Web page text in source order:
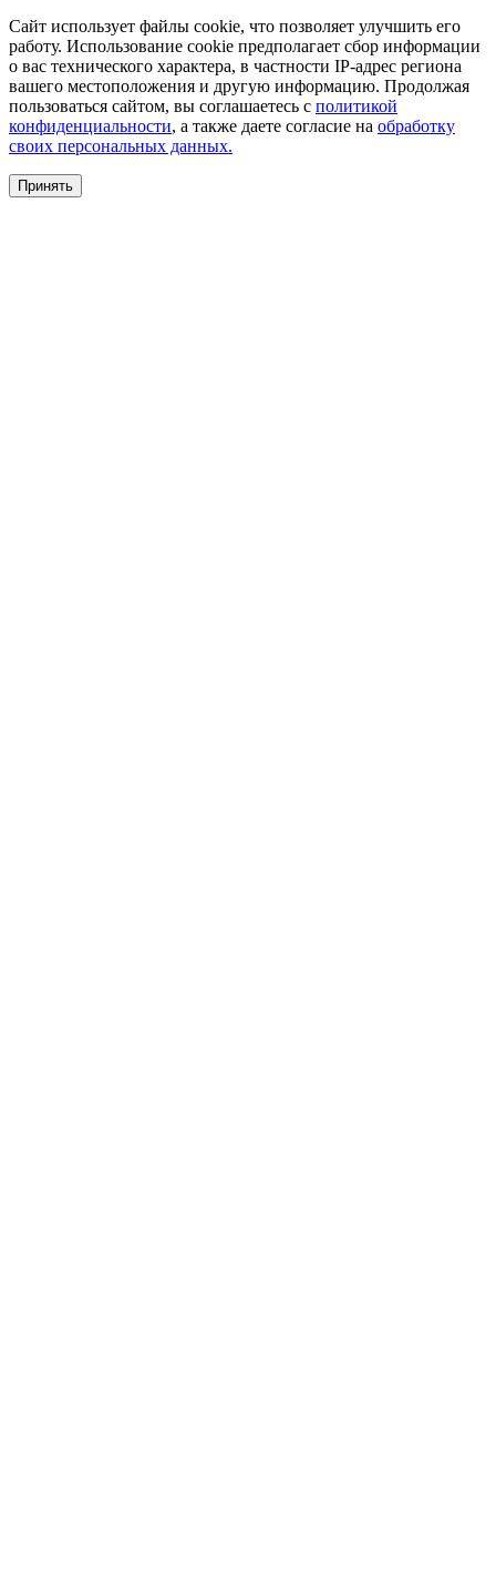
Сайт использует файлы cookie, что позволяет улучшить его
работу. Использование cookie предполагает сбор информации
о вас технического характера, в частности IP-адрес региона
вашего местоположения и другую информацию. Продолжая
пользоваться сайтом, вы соглашаетесь с политикой
конфиденциальности, а также даете согласие на обработку
своих персональных данных.
Принять